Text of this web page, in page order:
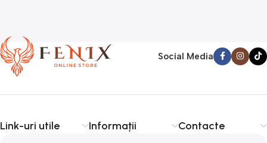
Social Media
Link-uri utile Informații Contacte